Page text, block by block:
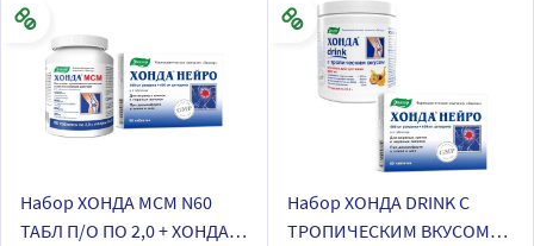
Набор ХОНДА МСМ N60
ТАБЛ П/О ПО 2,0 + ХОНДА
Набор ХОНДА DRINK С
ТРОПИЧЕСКИМ ВКУСОМ